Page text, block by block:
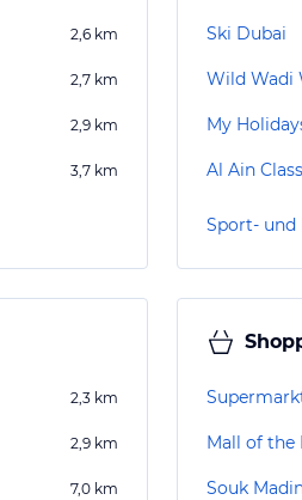
2,6 km
2,7 km
2,9 km
3,7 km
Ski Dubai
Wild Wadi
My
Al Ain
Sport- und
2,3 km
2,9 km
7,0 km
Mall of the
Souk